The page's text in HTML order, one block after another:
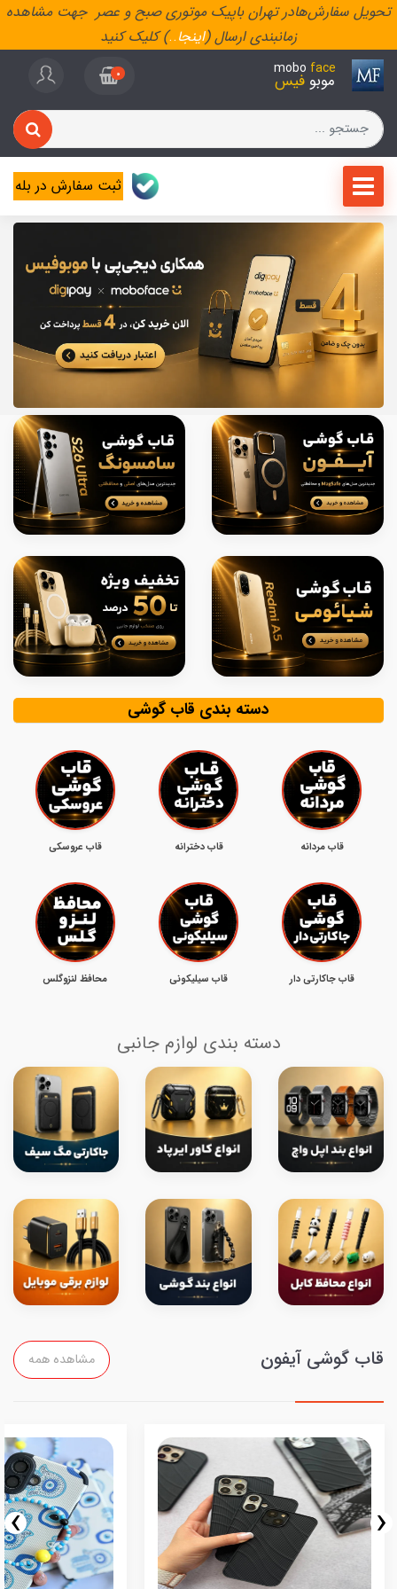
تحویل سفارش‌هادر تهران باپیک موتوری صبح و عصر جهت مشاهده
زمانبندی ارسال (اینجا..) کلیک کنید
mobo face
موبو فیس 0
ثبت سفارش در بله
دسته بندی قاب گوشی
قاب مردانه قاب دخترانه قاب عروسکی
قاب جاکارتی دار قاب سیلیکونی محافظ لنزوگلس
دسته بندی لوازم جانبی
قاب گوشی آیفون مشاهده همه
‹
›